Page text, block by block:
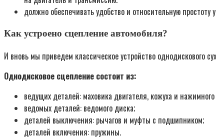
должно обеспечивать удобство и относительную
Как устроено сцепление автомобиля?
И вновь мы приведем классическое устройство однодискового
Однодисковое сцепление состоит из:
ведущих деталей: маховика двигателя, кожуха и
ведомых деталей: ведомого диска;
деталей выключения: рычагов и муфты с подшипником;
деталей включения: пружины.